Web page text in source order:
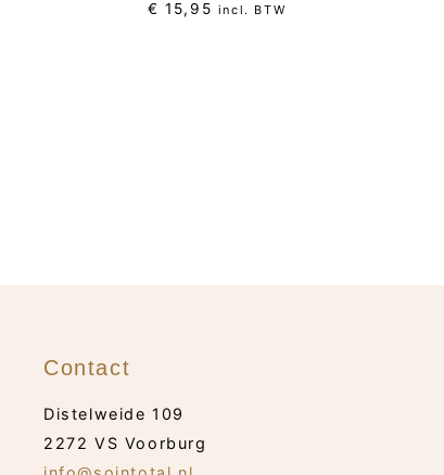
€ 15,95 incl. BTW
Contact
Distelweide 109
2272 VS Voorburg